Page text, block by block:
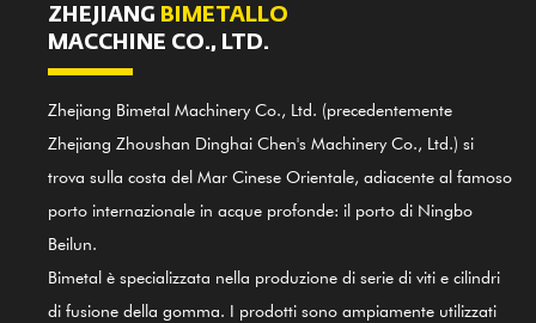
ZHEJIANG BIMETALLO
MACCHINE CO., LTD.
Zhejiang Bimetal Machinery Co., Ltd. (precedentemente
Zhejiang Zhoushan Dinghai Chen's Machinery Co., Ltd.) si
trova sulla costa del Mar Cinese Orientale, adiacente al famoso
porto internazionale in acque profonde: il porto di Ningbo
Beilun.
Bimetal è specializzata nella produzione di serie di viti e cilindri
di fusione della gomma. I prodotti sono ampiamente utilizzati